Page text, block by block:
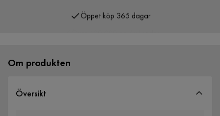
Över 400 000 nöjda kunder
Om produkten
Översikt